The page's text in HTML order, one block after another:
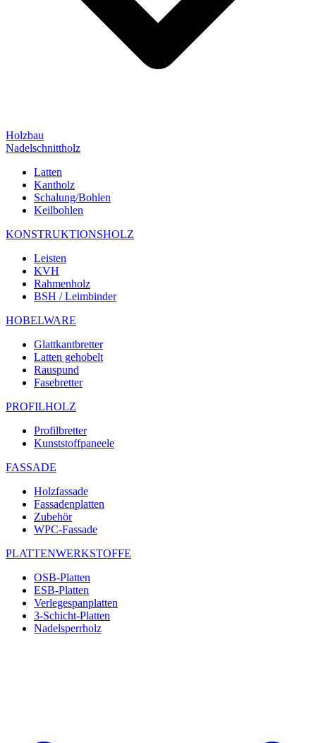
Holzbau
Nadelschnittholz
Latten
Kantholz
Schalung/Bohlen
Keilbohlen
KONSTRUKTIONSHOLZ
Leisten
KVH
Rahmenholz
BSH / Leimbinder
HOBELWARE
Glattkantbretter
Latten gehobelt
Rauspund
Fasebretter
PROFILHOLZ
Profilbretter
Kunststoffpaneele
FASSADE
Holzfassade
Fassadenplatten
Zubehör
WPC-Fassade
PLATTENWERKSTOFFE
OSB-Platten
ESB-Platten
Verlegespanplatten
3-Schicht-Platten
Nadelsperrholz